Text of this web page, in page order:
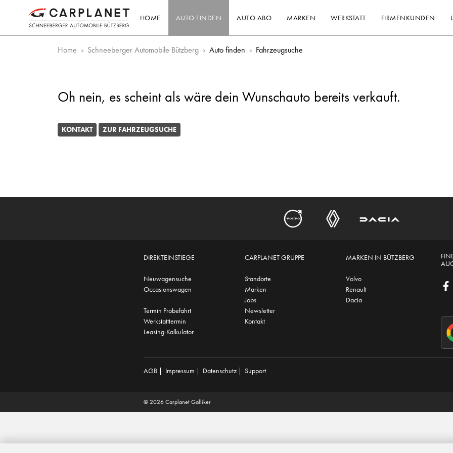
HOME AUTO FINDEN AUTO ABO MARKEN WERKSTATT FIRMENKUNDEN
Home Schneeberger Automobile Bützberg Auto finden Fahrzeugsuche
Oh nein, es scheint als wäre dein Wunschauto bereits verkauft.
KONTAKT ZUR FAHRZEUGSUCHE
DIREKTEINSTIEGE
Neuwagensuche
Occasionswagen
Termin Probefahrt
Werkstatttermin
Leasing-Kalkulator
CARPLANET GRUPPE
Standorte
Marken
Jobs
Newsletter
Kontakt
MARKEN IN BÜTZBERG
Volvo
Renault
Dacia
AGB | Impressum | Datenschutz| Support
© 2026 Carplanet Galliker